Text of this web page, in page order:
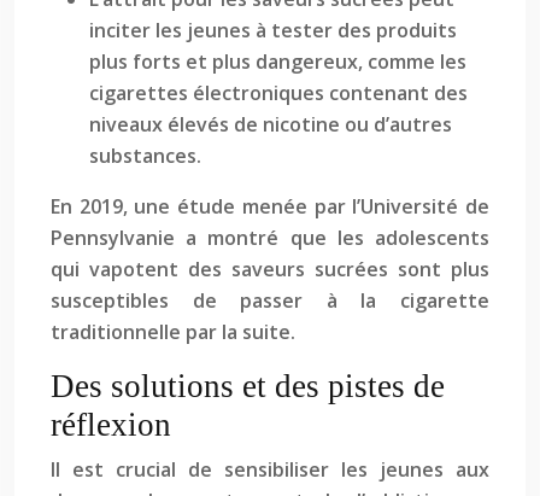
inciter les jeunes à tester des produits
plus forts et plus dangereux, comme les
cigarettes électroniques contenant des
niveaux élevés de nicotine ou d’autres
substances.
En 2019, une étude menée par l’Université de
Pennsylvanie a montré que les adolescents
qui vapotent des saveurs sucrées sont plus
susceptibles de passer à la cigarette
traditionnelle par la suite.
Des solutions et des pistes de
réflexion
Il est crucial de sensibiliser les jeunes aux